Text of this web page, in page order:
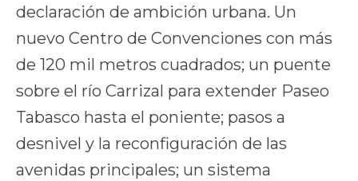
declaración de ambición urbana. Un
nuevo Centro de Convenciones con más
de 120 mil metros cuadrados; un puente
sobre el río Carrizal para extender Paseo
Tabasco hasta el poniente; pasos a
desnivel y la reconfiguración de las
avenidas principales; un sistema